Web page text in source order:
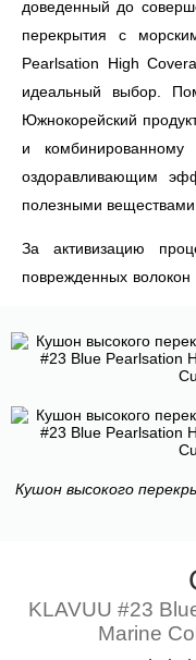
доведенный до
перекрытия с
Pearlsation High
идеальный выбор.
Южнокорейский
и
оздоравливающим
полезными веществами.
За активизацию
поврежденных
ответственен
компетентности
эпидермиса,
влияния со стороны
фотостарения. Состав
нормализующая
Положительную
релаксации тканей
Активный природный
Кушон высокого
KLAVUU #23
Marine